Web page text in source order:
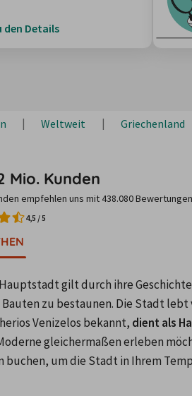
den Details
Weltweit Griechenland
Mio. Kunden
empfehlen uns mit 438.080
4,5 /5
gilt durch ihre
zu bestaunen. Die Stadt lebt
Venizelos bekannt, dient als
gleichermaßen erleben
buchen, um die Stadt in Ihrem